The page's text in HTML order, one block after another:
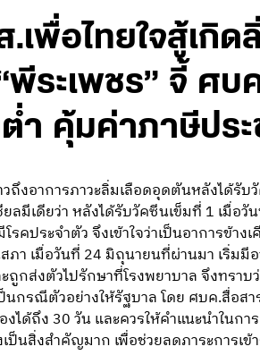
.เพื่อไทยใจสู้เกิ
พีระเพชร” จี้ ศบ
คุ้มค่าภาษีประ
งอาการภาวะลิ่มเลือดอุดตันหลังได้รับ
ลมีเดียว่า หลังได้รับวัคซีนเข็มที่ 1 เมื่อ
คประจำตัว จึงเข้าใจว่าเป็นอาการข้า
า เมื่อวันที่ 24 มิถุนายนที่ผ่านมา เริ่มมี
ส่งตัวไปรักษาที่โรงพยาบาล จึงทราบ
กรณีตัวอย่างให้รัฐบาล โดย ศบค.สื่อส
ได้ถึง 30 วัน และควรให้คำแนะนำในก
นสิ่งสำคัญมาก เพื่อช่วยลดภาระการเ